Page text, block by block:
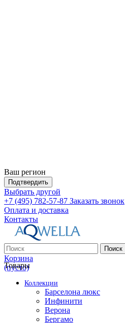
Ваш регион
Подтвердить
Выбрать другой
+7 (495) 782-57-87 Заказать звонок
Оплата и доставка
Контакты
Поиск
Корзина
(пусто)
Товары
Коллекции
Барселона люкс
Инфинити
Верона
Бергамо